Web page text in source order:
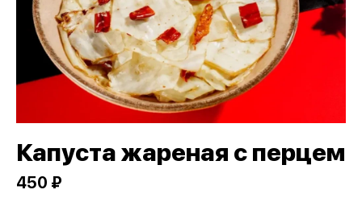
Капуста жареная с перцем
450 ₽